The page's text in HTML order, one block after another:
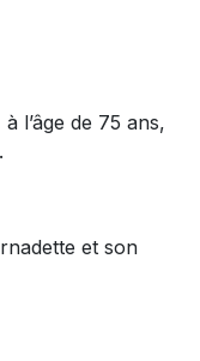
l’âge de 75 ans,
et son